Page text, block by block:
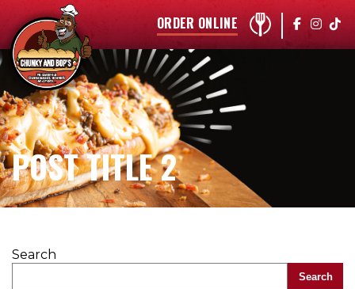
ORDER ONLINE
POST TITLE 2
Search
Search